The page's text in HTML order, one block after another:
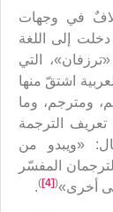
في وجهات
إلى اللغة
التي
اشتقّ منها
ومترجم، وما
الترجمة
«ويبدو من
المفسّر
أخرى»(
[4]
)
.